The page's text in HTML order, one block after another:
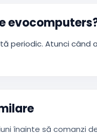
periodic. Atunci când
înainte să comanzi